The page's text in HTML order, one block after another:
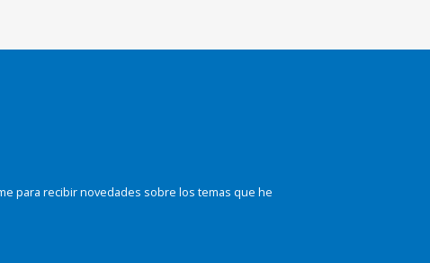
para recibir novedades sobre los temas que he